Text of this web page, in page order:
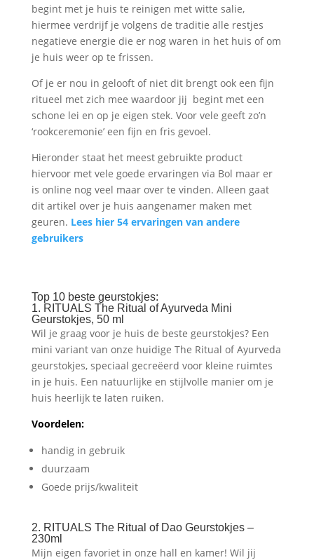
begint met je huis te reinigen met witte salie,
hiermee verdrijf je volgens de traditie alle restjes
negatieve energie die er nog waren in het huis of om
je huis weer op te frissen.
Of je er nou in gelooft of niet dit brengt ook een fijn
ritueel met zich mee waardoor jij begint met een
schone lei en op je eigen stek. Voor vele geeft zo’n
‘rookceremonie’ een fijn en fris gevoel.
Hieronder staat het meest gebruikte product
hiervoor met vele goede ervaringen via Bol maar er
is online nog veel maar over te vinden. Alleen gaat
dit artikel over je huis aangenamer maken met
geuren. Lees hier 54 ervaringen van andere
gebruikers
Top 10 beste geurstokjes:
1. RITUALS The Ritual of Ayurveda Mini
Geurstokjes, 50 ml
Wil je graag voor je huis de beste geurstokjes? Een
mini variant van onze huidige The Ritual of Ayurveda
geurstokjes, speciaal gecreëerd voor kleine ruimtes
in je huis. Een natuurlijke en stijlvolle manier om je
huis heerlijk te laten ruiken.
Voordelen:
handig in gebruik
duurzaam
Goede prijs/kwaliteit
2. RITUALS The Ritual of Dao Geurstokjes –
230ml
Mijn eigen favoriet in onze hall en kamer! Wil jij